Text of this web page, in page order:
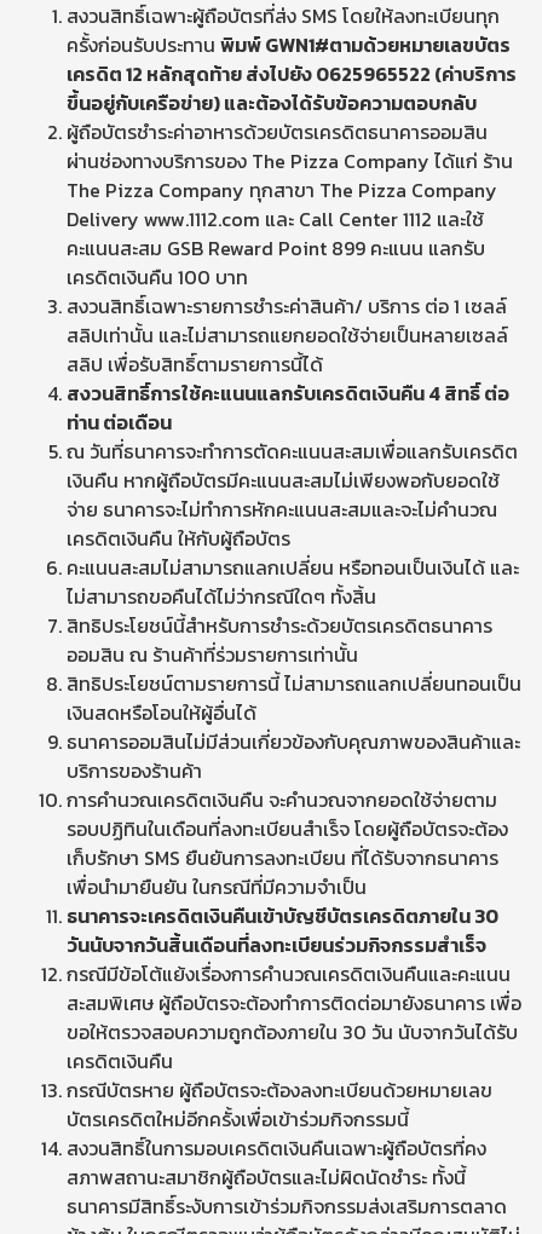
สงวนสิทธิ์เฉพาะผู้ถือบัตรที่ส่ง SMS โดยให้ลงทะเบียนทุก
ครั้งก่อนรับประทาน พิมพ์GWN1#ตามด้วยหมายเลขบัตร
เครดิต 12 หลักสุดท้าย ส่งไปยัง 0625965522 (ค่าบริการ
ขึ้นอยู่กับเครือข่าย) และต้องได้รับข้อความตอบกลับ
ผู้ถือบัตรชำระค่าอาหารด้วยบัตรเครดิตธนาคารออมสิน
ผ่านช่องทางบริการของ The Pizza Company ได้แก่ ร้าน
The Pizza Company ทุกสาขา The Pizza Company
Delivery www.1112.com และ Call Center 1112 และใช้
คะแนนสะสม GSB Reward Point 899 คะแนน แลกรับ
เครดิตเงินคืน 100 บาท
สงวนสิทธิ์เฉพาะรายการชำระค่าสินค้า/ บริการ ต่อ 1 เซลล์
สลิปเท่านั้น และไม่สามารถแยกยอดใช้จ่ายเป็นหลายเซลล์
สลิป เพื่อรับสิทธิ์ตามรายการนี้ได้
สงวนสิทธิ์การใช้คะแนนแลกรับเครดิตเงินคืน4 สิทธิ์ ต่อ
ท่าน ต่อเดือน
ณ วันที่ธนาคารจะทำการตัดคะแนนสะสมเพื่อแลกรับเครดิต
เงินคืน หากผู้ถือบัตรมีคะแนนสะสมไม่เพียงพอกับยอดใช้
จ่าย ธนาคารจะไม่ทำการหักคะแนนสะสมและจะไม่คำนวณ
เครดิตเงินคืน ให้กับผู้ถือบัตร
คะแนนสะสมไม่สามารถแลกเปลี่ยน หรือทอนเป็นเงินได้ และ
ไม่สามารถขอคืนได้ไม่ว่ากรณีใดๆ ทั้งสิ้น
สิทธิประโยชน์นี้สำหรับการชำระด้วยบัตรเครดิตธนาคาร
ออมสิน ณ ร้านค้าที่ร่วมรายการเท่านั้น
สิทธิประโยชน์ตามรายการนี้ ไม่สามารถแลกเปลี่ยนทอนเป็น
เงินสดหรือโอนให้ผู้อื่นได้
ธนาคารออมสินไม่มีส่วนเกี่ยวข้องกับคุณภาพของสินค้าและ
บริการของร้านค้า
การคำนวณเครดิตเงินคืน จะคำนวณจากยอดใช้จ่ายตาม
รอบปฏิทินในเดือนที่ลงทะเบียนสำเร็จ โดยผู้ถือบัตรจะต้อง
เก็บรักษา SMS ยืนยันการลงทะเบียน ที่ได้รับจากธนาคาร
เพื่อนำมายืนยัน ในกรณีที่มีความจำเป็น
ธนาคารจะเครดิตเงินคืนเข้าบัญชีบัตรเครดิตภายใน30
วันนับจากวันสิ้นเดือนที่ลงทะเบียนร่วมกิจกรรมสำเร็จ
กรณีมีข้อโต้แย้งเรื่องการคำนวณเครดิตเงินคืนและคะแนน
สะสมพิเศษ ผู้ถือบัตรจะต้องทำการติดต่อมายังธนาคาร เพื่อ
ขอให้ตรวจสอบความถูกต้องภายใน 30 วัน นับจากวันได้รับ
เครดิตเงินคืน
กรณีบัตรหาย ผู้ถือบัตรจะต้องลงทะเบียนด้วยหมายเลข
บัตรเครดิตใหม่อีกครั้งเพื่อเข้าร่วมกิจกรรมนี้
สงวนสิทธิ์ในการมอบเครดิตเงินคืนเฉพาะผู้ถือบัตรที่คง
สภาพสถานะสมาชิกผู้ถือบัตรและไม่ผิดนัดชำระ ทั้งนี้
ธนาคารมีสิทธิ์ระงับการเข้าร่วมกิจกรรมส่งเสริมการตลาด